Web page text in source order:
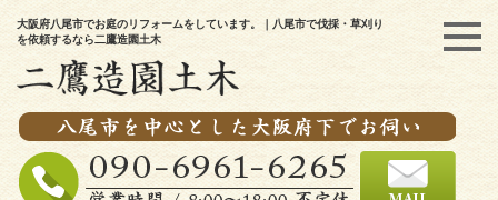
大阪府八尾市でお庭のリフォームをしています。｜八尾市で伐採・草刈り
を依頼するなら二鷹造園土木